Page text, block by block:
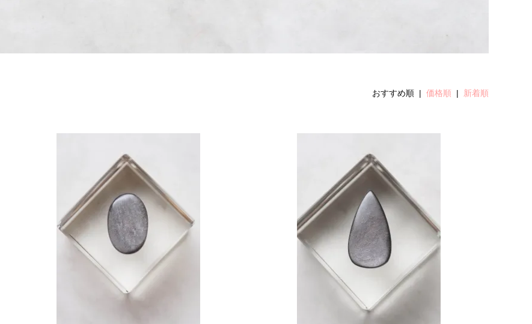
おすすめ順 | 価格順 | 新着順